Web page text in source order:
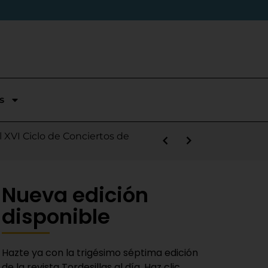
temporada en Segunda
Nieves
Ciclo de Conciertos de
sábado
la salida de Víctor Alonso
Fiestas del Novillo
Bravas y logra un puesto
adaptado a la actualidad»
Nueva edición
disponible
Hazte ya con la trigésimo séptima edición